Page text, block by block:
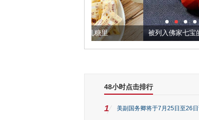
被列入佛家七宝的它到底有多美
48小时点击排行
1 美副国务卿将于7月25日至26